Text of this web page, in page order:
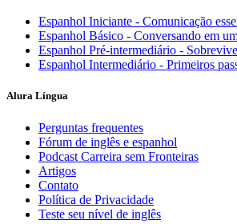
Espanhol Iniciante - Comunicação
Espanhol Básico - Conversando em
Espanhol Pré-intermediário -
Espanhol Intermediário - Primeiros
Alura Língua
Perguntas frequentes
Fórum de inglês e espanhol
Podcast Carreira sem Fronteiras
Artigos
Contato
Política de Privacidade
Teste seu nível de inglês